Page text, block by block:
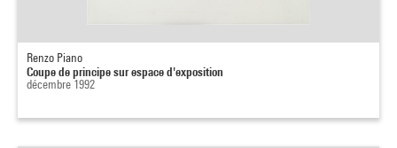
Renzo Piano
Coupe de principe sur espace d'exposition
décembre 1992